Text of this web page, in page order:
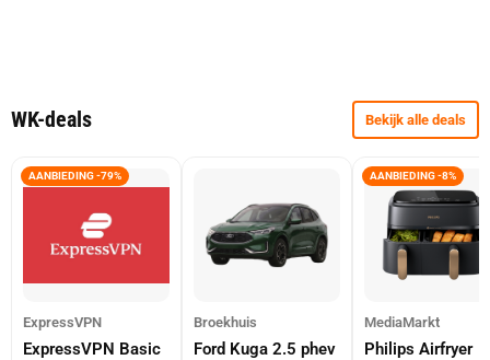
WK-deals Bekijk alle deals
AANBIEDING -79%
ExpressVPN
ExpressVPN Basic
Broekhuis
Ford Kuga 2.5 phev
AANBIEDING -8%
MediaMarkt
Philips Airfryer